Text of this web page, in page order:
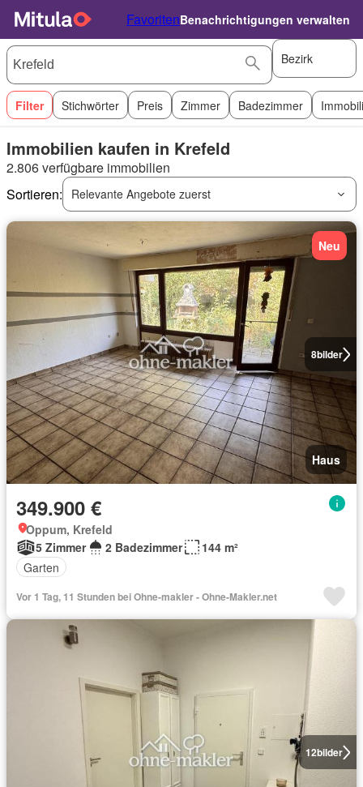
FavoritenBenachrichtigungen verwalten
Bezirk
Filter Stichwörter Preis Zimmer Badezimmer
Immobilien kaufen in Krefeld
2.806 verfügbare immobilien
Sortieren:
Relevante Angebote zuerst
8bilder
Neu
Haus
349.900 €
Oppum, Krefeld
5 Zimmer
2 Badezimmer
144 m²
Garten
Vor 1 Tag, 11 Stunden bei Ohne-makler - Ohne-Makler.net
12bilder